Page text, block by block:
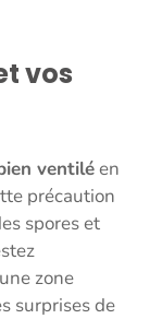
vos
ventiléen
précaution
spores et
zone
surprises de